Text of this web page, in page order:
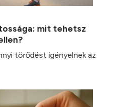
mit tehetsz
törődést igényelnek az